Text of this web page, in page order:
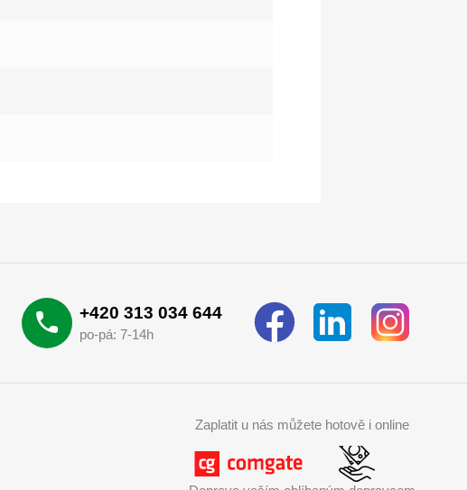
+420 313 034 644
po-pá: 7-14h
Zaplatit u nás můžete hotově i online